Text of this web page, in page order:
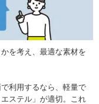
を考え、最適な素材を
利用するなら、軽量で
ステル」が適切。これ